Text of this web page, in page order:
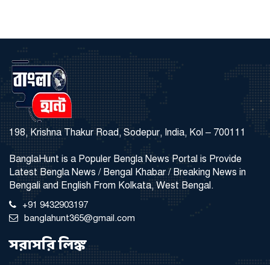
198, Krishna Thakur Road, Sodepur, India, Kol – 700111
BanglaHunt is a Populer Bengla News Portal is Provide
Latest Bengla News / Bengal Khabar / Breaking News in
Bengali and English From Kolkata, West Bengal.
+91 9432903197
banglahunt365@gmail.com
সরাসরি লিঙ্ক